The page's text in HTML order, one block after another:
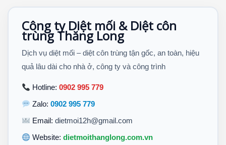
Công ty Diệt mối & Diệt côn
trùng Thăng Long
Dịch vụ diệt mối – diệt côn trùng tận gốc, an toàn, hiệu
quả lâu dài cho nhà ở, công ty và công trình
Hotline:0902 995 779
Zalo:0902 995 779
Email:dietmoi12h@gmail.com
Website:dietmoithanglong.com.vn